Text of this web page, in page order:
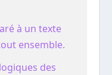
à un texte
ensemble.
des